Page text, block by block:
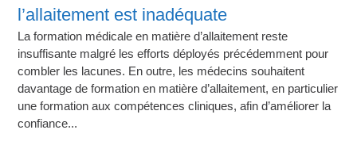
l’allaitement est inadéquate
La formation médicale en matière d’allaitement reste
insuffisante malgré les efforts déployés précédemment pour
combler les lacunes. En outre, les médecins souhaitent
davantage de formation en matière d’allaitement, en particulier
une formation aux compétences cliniques, afin d’améliorer la
confiance...